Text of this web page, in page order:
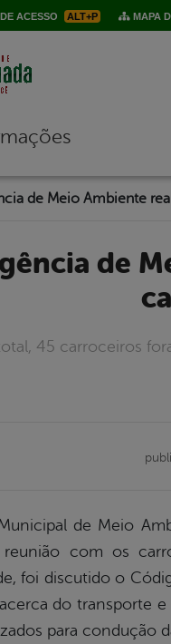
ACESSO ALT+P MAPA
45 carroceiros
de Meio
reunião com os
foi discutido o
do transporte
para condução